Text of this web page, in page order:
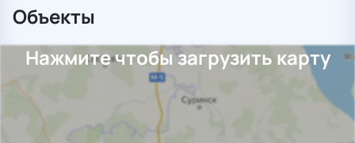
Объекты
Нажмите чтобы загрузить карту